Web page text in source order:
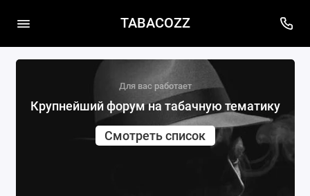
TABACOZZ
Для вас работает
Крупнейший форум на табачную тематику
Смотреть список